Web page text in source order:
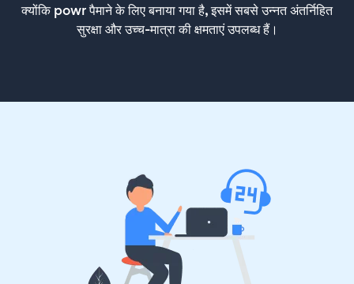
क्योंकि powr पैमाने के लिए बनाया गया है, इसमें सबसे उन्नत अंतर्निहित
सुरक्षा और उच्च-मात्रा की क्षमताएं उपलब्ध हैं।